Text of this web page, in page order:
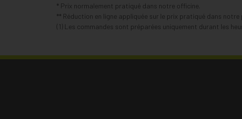
* Prix normalement pratiqué dans notre officine.
** Réduction en ligne appliquée sur le prix pratiqué dans notre
(1) Les commandes sont préparées uniquement durant les